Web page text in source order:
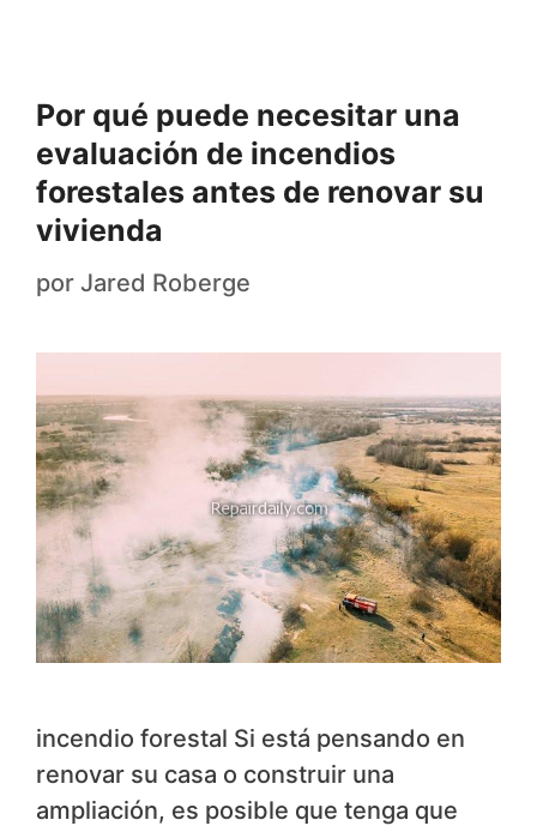
Por qué puede necesitar una
evaluación de incendios
forestales antes de renovar su
vivienda
por Jared Roberge
incendio forestal Si está pensando en
renovar su casa o construir una
ampliación, es posible que tenga que